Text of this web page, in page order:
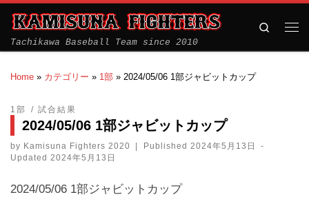
Tachikawa Baseball Team since 2010
Search
Home » カテゴリー » 1部 » 2024/05/06 1部ジャビットカップ
1部 試合結果
2024/05/06 1部ジャビットカップ
by Kamisuna Fighters 2020 Published 2024年5月13日
-
Updated 2024年5月13日
2024/05/06 1部ジャビットカップ